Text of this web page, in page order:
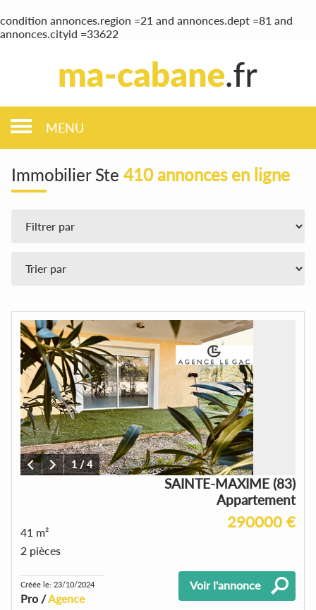
condition annonces.region =21 and annonces.dept =81 and
annonces.cityid =33622
MENU
Immobilier Ste 410 annonces en ligne
1/4
SAINTE-MAXIME (83)
Appartement
290000 €
41 m²
2 pièces
Créée le: 23/10/2024
Pro /Agence
Voir l'annonce